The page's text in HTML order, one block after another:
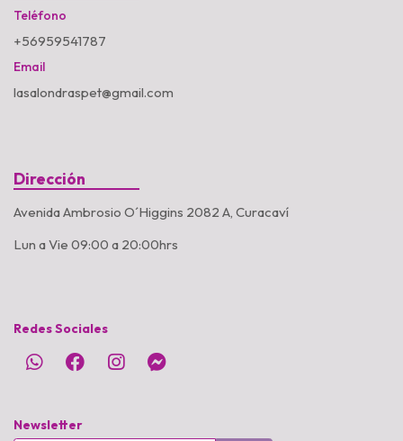
Teléfono
+56959541787
Email
lasalondraspet@gmail.com
Dirección
Avenida Ambrosio O´Higgins 2082 A, Curacaví
Lun a Vie 09:00 a 20:00hrs
Redes Sociales
Newsletter